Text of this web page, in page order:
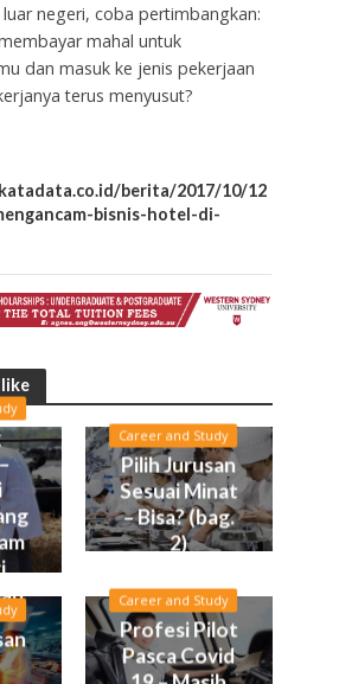
negeri, coba pertimbangkan:
mahal untuk
dan masuk ke jenis pekerjaan
terus menyusut?
berita/2017/10/12
bisnis-hotel-di-
Career and Study
Pilih Jurusan
Sesuai Minat
– Bisa? (bag.
2)
Career and Study
Profesi Pilot
Pasca Covid